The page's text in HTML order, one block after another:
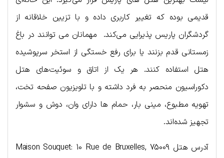
قدیمی بوده که تغییر کاربری داده و با تزیین خلاقانه از
گردشگران پاریس پذیرایی می‌کند. مهمانان می توانند در باغ
زمستانی قدم بزنند یا برای رفع خستگی از استخر سرپوشیده
هتل استفاده کنند. هر یک از اتاق و سوئیت‌های هتل
دکوراسیون منحصر به فرد داشته و با تلویزیون صفحه تخت،
تهویه مطبوع، مینی بار، حمام ها دارای وان، دوش و سشوار
تجهیز شده‌اند.
آدرس هتل Maison Souquet: 10 Rue de Bruxelles, 75009